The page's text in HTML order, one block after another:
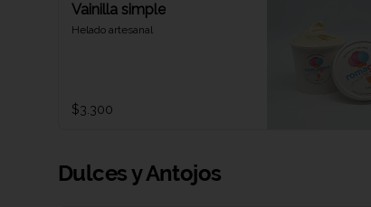
Vainilla simple
Helado artesanal
$3.300
Dulces y Antojos